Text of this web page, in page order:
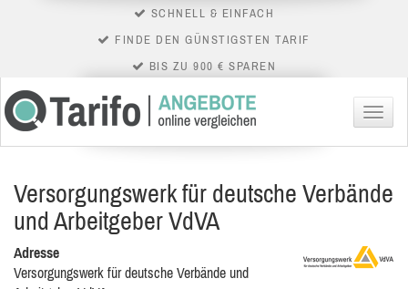
SCHNELL & EINFACH
FINDE DEN GÜNSTIGSTEN TARIF
BIS ZU 900 € SPAREN
Menü
Versorgungswerk für deutsche Verbände
und Arbeitgeber VdVA
Adresse
Versorgungswerk für deutsche Verbände und